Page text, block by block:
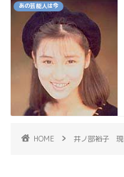
あの芸能人は今
HOME 井ノ部裕子